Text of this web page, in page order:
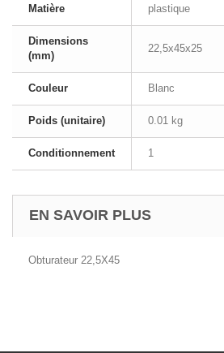
Matière plastique
Dimensions
(mm)
22,5x45x25
Couleur Blanc
Poids (unitaire) 0.01 kg
Conditionnement 1
EN SAVOIR PLUS
Obturateur 22,5X45